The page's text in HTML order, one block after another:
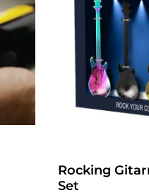
Rocking
Set